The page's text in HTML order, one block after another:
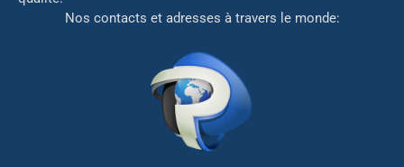
Nos contacts et adresses à travers le monde: